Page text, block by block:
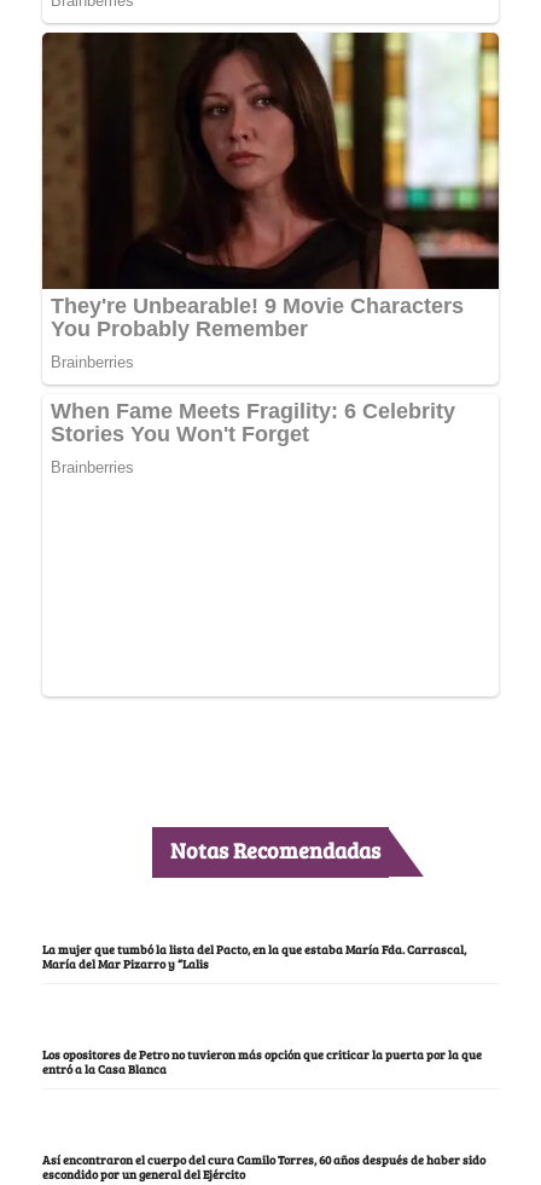
Notas Recomendadas
La mujer que tumbó la lista del Pacto, en la que estaba María Fda. Carrascal,
María del Mar Pizarro y “Lalis
Los opositores de Petro no tuvieron más opción que criticar la puerta por la que
entró a la Casa Blanca
Así encontraron el cuerpo del cura Camilo Torres, 60 años después de haber sido
escondido por un general del Ejército